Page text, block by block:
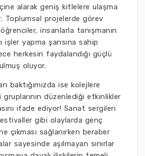
alarak geniş kitlelere ulaşma
Toplumsal projelerde görev
insanlarla tanışmanın
işler yapma şansına sahip
herkesin faydalandığı güçlü
oluyor.
baktığımızda ise kolejlere
gruplarının düzenlediği etkinlikler
ifade ediyor! Sanat sergileri
gibi olaylarda genç
çıkması sağlanırken beraber
sayesinde aşılmayan sınırlar